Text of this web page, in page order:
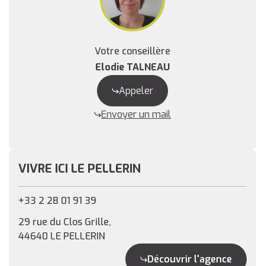
Votre conseillère
Elodie TALNEAU
Appeler
Envoyer un mail
VIVRE ICI LE PELLERIN
+33 2 28 01 91 39
29 rue du Clos Grille,
44640 LE PELLERIN
Découvrir l'agence